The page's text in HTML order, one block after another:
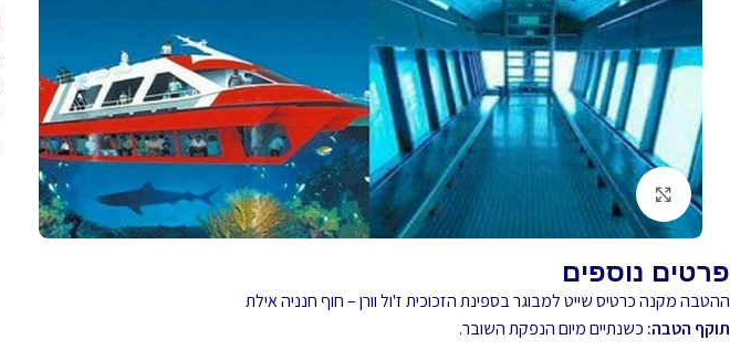
לחץ להגדלה
פרטים נוספים
ההטבה מקנה כרטיס שייט למבוגר בספינת הזכוכית ז'ול וורן – חוף חנניה אילת
תוקף הטבה: כשנתיים מיום הנפקת השובר.